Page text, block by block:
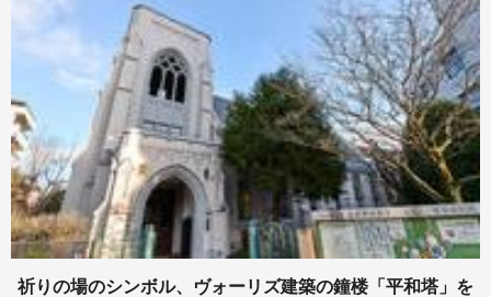
祈りの場のシンボル、ヴォーリズ建築の鐘楼「平和塔」を